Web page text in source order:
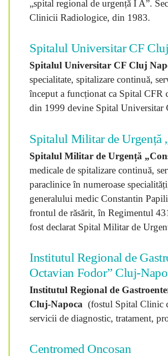
„spital regional de urgență I A”.
Clinicii Radiologice, din 1983.
Spitalul Universitar CF
Spitalul Universitar CF Cluj
specialitate, spitalizare continuă,
început a funcționat ca Spital
din 1999 devine Spital Universitar
Spitalul Militar de Urgență
Spitalul Militar de Urgență
medicale de spitalizare continuă,
paraclinice în numeroase
generalului medic Constantin
frontul de răsărit, în Regimentul
fost declarat Spital Militar de
Institutul Regional de
Octavian Fodor” Cluj-
Institutul Regional de
Cluj-Napoca (fostul Spital Clinic
servicii de diagnostic, tratament,
Centromed Oncosan